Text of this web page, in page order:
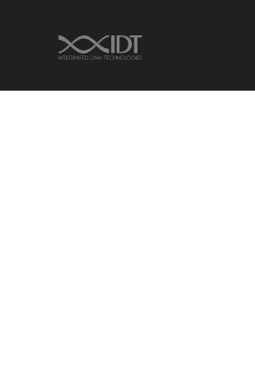
IDT Link